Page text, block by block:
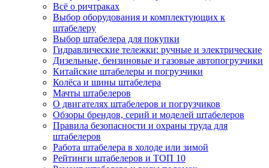
Всё о ричтраках
Выбор оборудования и комплектующих к
штабелеру
Выбор штабелера для покупки
Гидравлические тележки: ручные и электрические
Дизельные, бензиновые и газовые автопогрузчики
Китайские штабелеры и погрузчики
Колёса и шины штабелера
Мачты штабелеров
О двигателях штабелеров и погрузчиков
Обзоры брендов, серий и моделей штабелеров
Правила безопасности и охраны труда для
штабелеров
Работа штабелера в холоде или зимой
Рейтинги штабелеров и ТОП 10